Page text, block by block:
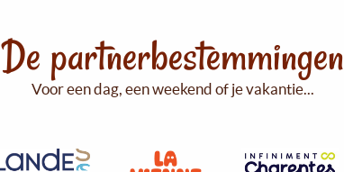
De partnerbestemmingen
Voor een dag, een weekend of je vakantie...